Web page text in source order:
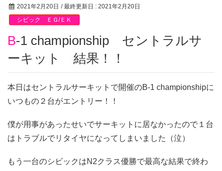
2021年2月20日 / 最終更新日 : 2021年2月20日
シビック ＥＧ/ＥＫ
B-1 championship セントラルサ
ーキット 結果！！
本日はセントラルサーキットで開催のB-1 championshipに
いつもの２台がエントリー！！
僕が用事があったせいでサーキットに居なかったので１台
はトラブルでリタイヤになってしまいました（泣）
もう一台のシビックはN2クラス優勝で最高な結果で終わ